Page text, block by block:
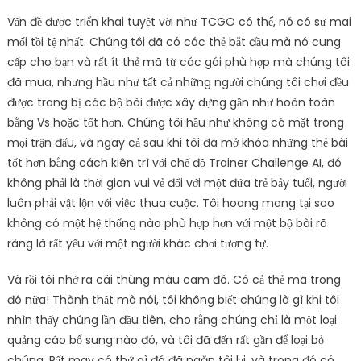
Vấn đề được triển khai tuyệt vời như TCGO có thể, nó có sự mai
mối tồi tệ nhất. Chúng tôi đã có các thẻ bắt đầu mà nó cung
cấp cho bạn và rất ít thẻ mã từ các gói phù hợp mà chúng tôi
đã mua, nhưng hầu như tất cả những người chúng tôi chơi đều
được trang bị các bộ bài được xây dựng gần như hoàn toàn
bằng Vs hoặc tốt hơn. Chúng tôi hầu như không có mặt trong
mọi trận đấu, và ngay cả sau khi tôi đã mở khóa những thẻ bài
tốt hơn bằng cách kiên trì với chế độ Trainer Challenge AI, đó
không phải là thời gian vui vẻ đối với một đứa trẻ bảy tuổi, người
luôn phải vật lộn với việc thua cuộc. Tôi hoang mang tại sao
không có một hệ thống nào phù hợp hơn với một bộ bài rõ
ràng là rất yếu với một người khác chơi tương tự.
Và rồi tôi nhớ ra cái thùng màu cam đó. Có cả thẻ mã trong
đó nữa! Thành thật mà nói, tôi không biết chúng là gì khi tôi
nhìn thấy chúng lần đầu tiên, cho rằng chúng chỉ là một loại
quảng cáo bổ sung nào đó, và tôi đã đến rất gần để loại bỏ